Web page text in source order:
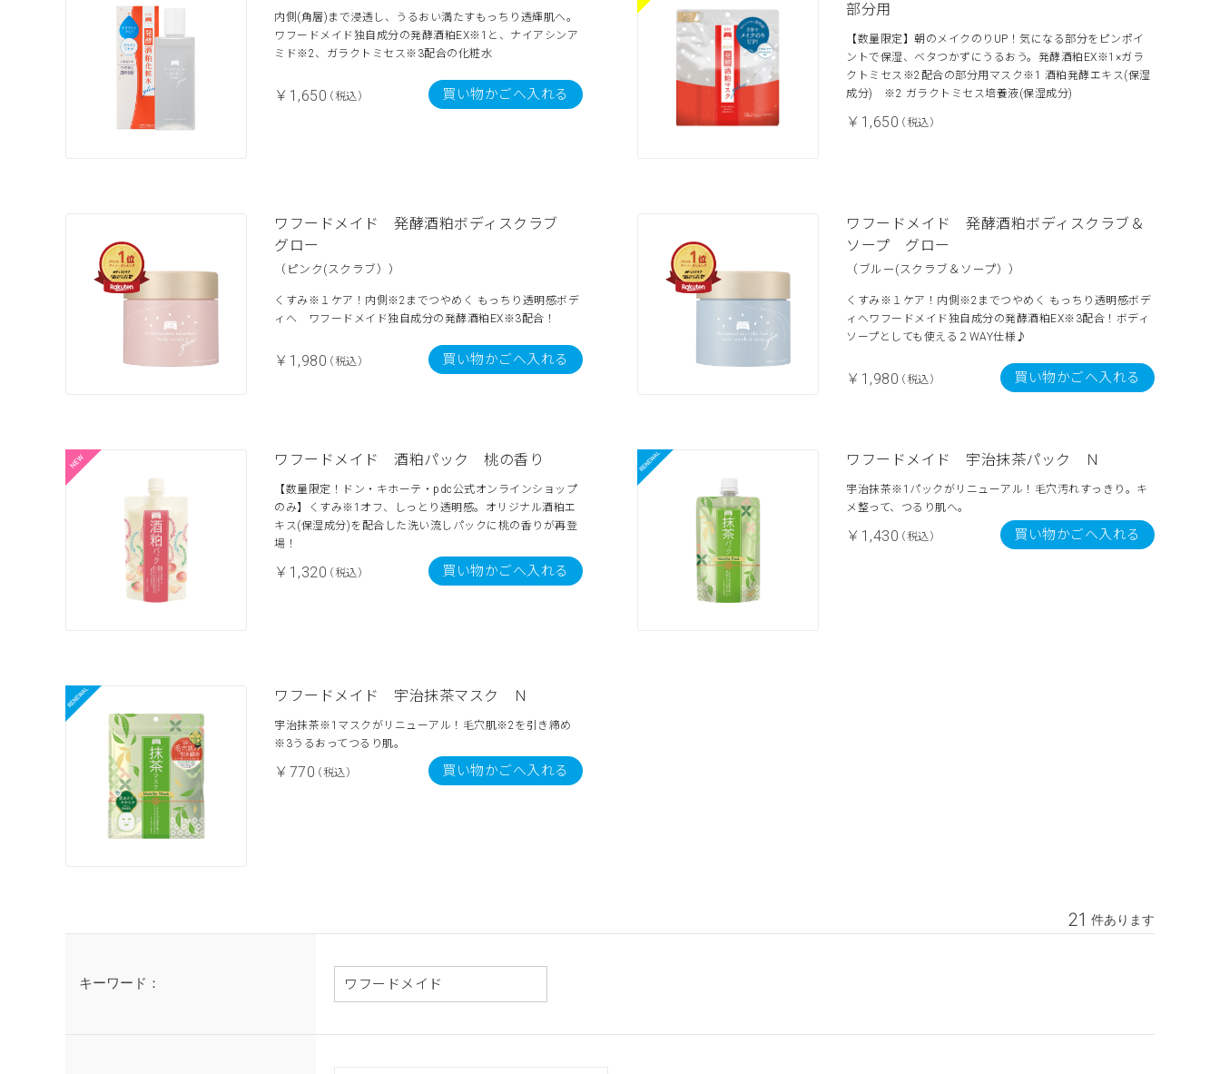
内側(角層)まで浸透し、うるおい満たすもっちり透輝肌へ。
ワフードメイド独自成分の発酵酒粕EX※1と、ナイアシンア
ミド※2、ガラクトミセス※3配合の化粧水
￥1,650（税込） 買い物かごへ入れる
部分用
【数量限定】朝のメイクのりUP！気になる部分をピンポイ
ントで保湿、ベタつかずにうるおう。発酵酒粕EX※1×ガラ
クトミセス※2配合の部分用マスク※1 酒粕発酵エキス(保湿
成分) ※2 ガラクトミセス培養液(保湿成分)
￥1,650（税込）
ワフードメイド 発酵酒粕ボディスクラブ
グロー
（ピンク(スクラブ））
くすみ※１ケア！内側※2までつやめく もっちり透明感ボデ
ィへ ワフードメイド独自成分の発酵酒粕EX※3配合！
￥1,980（税込） 買い物かごへ入れる
ワフードメイド 発酵酒粕ボディスクラブ＆
ソープ グロー
（ブルー(スクラブ＆ソープ））
くすみ※１ケア！内側※2までつやめく もっちり透明感ボデ
ィへワフードメイド独自成分の発酵酒粕EX※3配合！ボディ
ソープとしても使える２WAY仕様♪
￥1,980（税込） 買い物かごへ入れる
ワフードメイド 酒粕パック 桃の香り
【数量限定！ドン・キホーテ・pdc公式オンラインショップ
のみ】くすみ※1オフ、しっとり透明感。オリジナル酒粕エ
キス(保湿成分)を配合した洗い流しパックに桃の香りが再登
場！
￥1,320（税込） 買い物かごへ入れる
ワフードメイド 宇治抹茶パック Ｎ
宇治抹茶※1パックがリニューアル！毛穴汚れすっきり。キ
メ整って、つるり肌へ。
￥1,430（税込） 買い物かごへ入れる
ワフードメイド 宇治抹茶マスク Ｎ
宇治抹茶※1マスクがリニューアル！毛穴肌※2を引き締め
※3うるおってつるり肌。
￥770（税込） 買い物かごへ入れる
21 件あります
キーワード：